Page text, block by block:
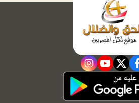
facebook
twitter
youtube
instagram